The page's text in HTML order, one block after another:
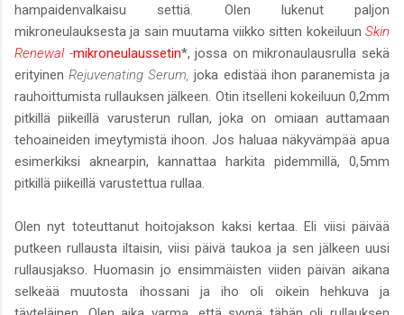
hampaidenvalkaisu settiä. Olen lukenut paljon
mikroneulauksesta ja sain muutama viikko sitten kokeiluun Skin
Renewal -mikroneulaussetin*, jossa on mikronaulausrulla sekä
erityinenRejuvenating Serum,joka edistää ihon paranemista ja
rauhoittumista rullauksen jälkeen. Otin itselleni kokeiluun 0,2mm
pitkillä piikeillä varusterun rullan, joka on omiaan auttamaan
tehoaineiden imeytymistä ihoon. Jos haluaa näkyvämpää apua
esimerkiksi aknearpin, kannattaa harkita pidemmillä, 0,5mm
pitkillä piikeillä varustettua rullaa.
Olen nyt toteuttanut hoitojakson kaksi kertaa. Eli viisi päivää
putkeen rullausta iltaisin, viisi päivä taukoa ja sen jälkeen uusi
rullausjakso. Huomasin jo ensimmäisten viiden päivän aikana
selkeää muutosta ihossani ja iho oli oikein hehkuva ja